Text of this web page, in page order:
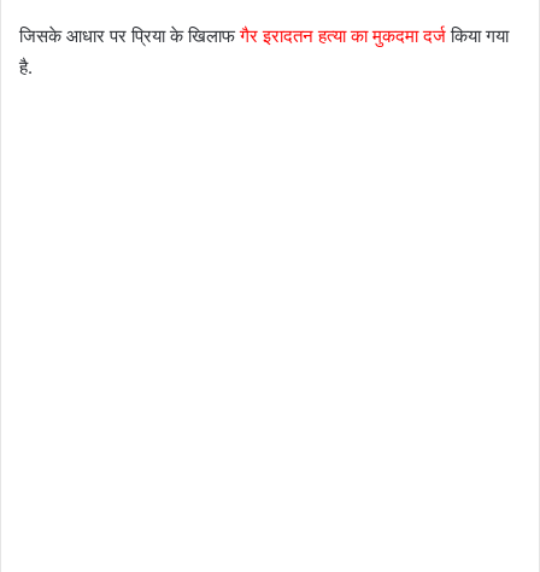
जिसके आधार पर प्रिया के खिलाफगैर इरादतन हत्या का मुकदमा दर्जकिया गया
है.